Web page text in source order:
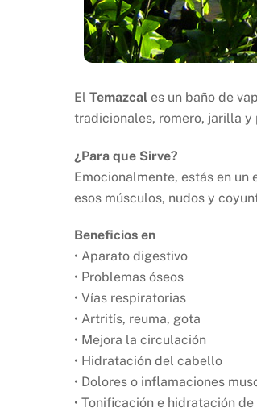
El Temazcal es un baño de
tradicionales, romero, jarilla y
¿Para que Sirve?
Emocionalmente, estás en
esos músculos, nudos y
Beneficios en
• Aparato digestivo
• Problemas óseos
• Vías respiratorias
• Artritís, reuma, gota
• Mejora la circulación
• Hidratación del cabello
• Dolores o inflamaciones
• Tonificación e hidratación